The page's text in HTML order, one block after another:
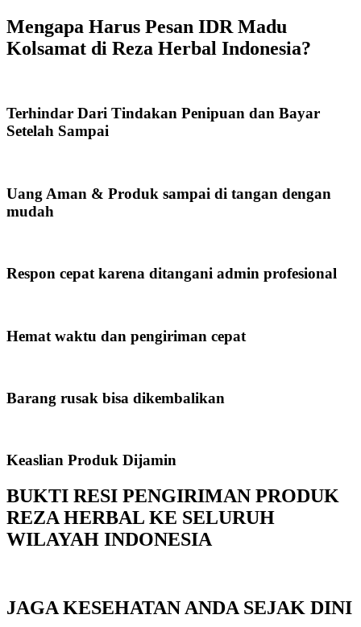
Mengapa Harus Pesan IDR Madu
Kolsamat di Reza Herbal Indonesia?
Terhindar Dari Tindakan Penipuan dan Bayar
Setelah Sampai
Uang Aman & Produk sampai di tangan dengan
mudah
Respon cepat karena ditangani admin profesional
Hemat waktu dan pengiriman cepat
Barang rusak bisa dikembalikan
Keaslian Produk Dijamin
BUKTI RESI PENGIRIMAN PRODUK
REZA HERBAL KE SELURUH
WILAYAH INDONESIA
JAGA KESEHATAN ANDA SEJAK DINI